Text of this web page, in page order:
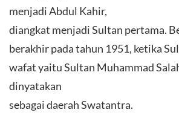
menjadi Abdul Kahir,
diangkat menjadi Sultan pertama.
berakhir pada tahun 1951, ketika
wafat yaitu Sultan Muhammad
dinyatakan
sebagai daerah Swatantra.